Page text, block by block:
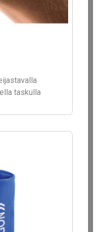
taskulla